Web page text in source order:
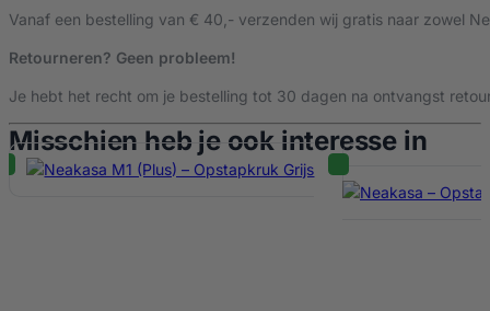
Vanaf een bestelling van € 40,- verzenden wij gratis naar zowel
Retourneren? Geen probleem!
Je hebt het recht om je bestelling tot 30 dagen na ontvangst
Misschien heb je ook interesse in